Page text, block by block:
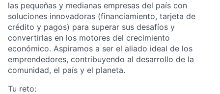
las pequeñas y medianas empresas del país con
soluciones innovadoras (financiamiento, tarjeta de
crédito y pagos) para superar sus desafíos y
convertirlas en los motores del crecimiento
económico. Aspiramos a ser el aliado ideal de los
emprendedores, contribuyendo al desarrollo de la
comunidad, el país y el planeta.
Tu reto: